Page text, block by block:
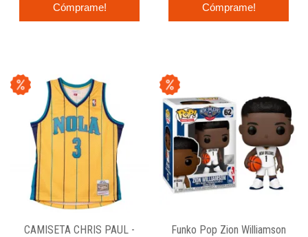
Cómprame! Cómprame!
CAMISETA CHRIS PAUL -
Funko Pop Zion Williamson